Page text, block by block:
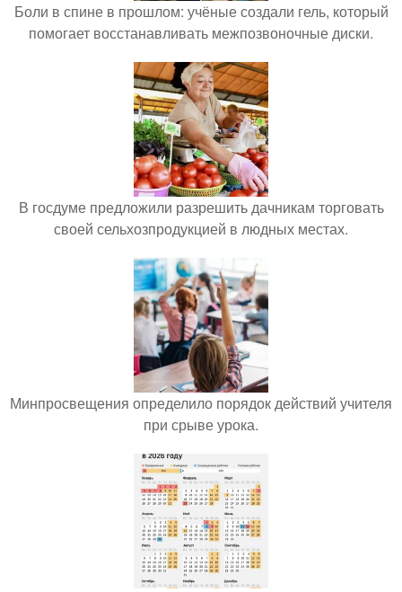
Боли в спине в прошлом: учёные создали гель, который
помогает восстанавливать межпозвоночные диски.
В госдуме предложили разрешить дачникам торговать
своей сельхозпродукцией в людных местах.
Минпросвещения определило порядок действий учителя
при срыве урока.